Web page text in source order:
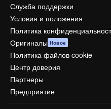
Служба поддержки
Условия и положения
Политика
Оригиналы Новое
Политика файлов cookie
Центр доверия
Партнеры
Предприятие